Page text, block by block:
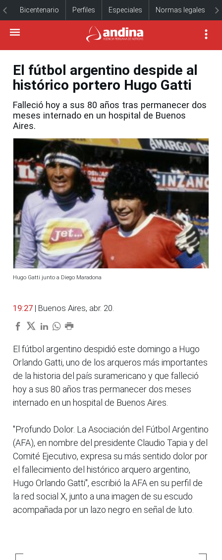
Bicentenario Perfiles Especiales Normas legales
El fútbol argentino despide al
histórico portero Hugo Gatti
Falleció hoy a sus 80 años tras permanecer dos
meses internado en un hospital de Buenos
Aires.
Hugo Gatti junto a Diego Maradona
19:27 | Buenos Aires, abr. 20.
El fútbol argentino despidió este domingo a Hugo
Orlando Gatti, uno de los arqueros más importantes
de la historia del país suramericano y que falleció
hoy a sus 80 años tras permanecer dos meses
internado en un hospital de Buenos Aires.
"Profundo Dolor. La Asociación del Fútbol Argentino
(AFA), en nombre del presidente Claudio Tapia y del
Comité Ejecutivo, expresa su más sentido dolor por
el fallecimiento del histórico arquero argentino,
Hugo Orlando Gatti", escribió la AFA en su perfil de
la red social X, junto a una imagen de su escudo
acompañada por un lazo negro en señal de luto.